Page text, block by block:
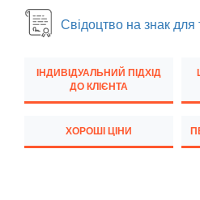
6 Series F12
6 Series F06
M6 F12/F13/F06
Свідоцтво на знак для
ІНДИВІДУАЛЬНИЙ ПІДХІД
ДО КЛІЄНТА
ХОРОШІ ЦІНИ